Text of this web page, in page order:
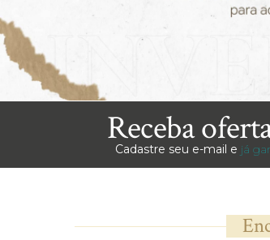
Receba
Cadastre seu e-mail e já